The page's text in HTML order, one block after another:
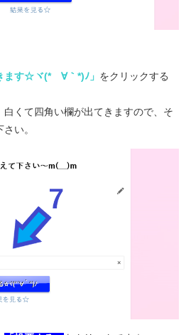
ます☆ヾ(*´∀｀*)ﾉ」 をクリックする
くて四角い欄が出てきますので、そ
い。